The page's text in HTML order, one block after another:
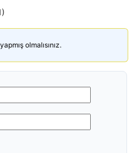
olmalısınız.